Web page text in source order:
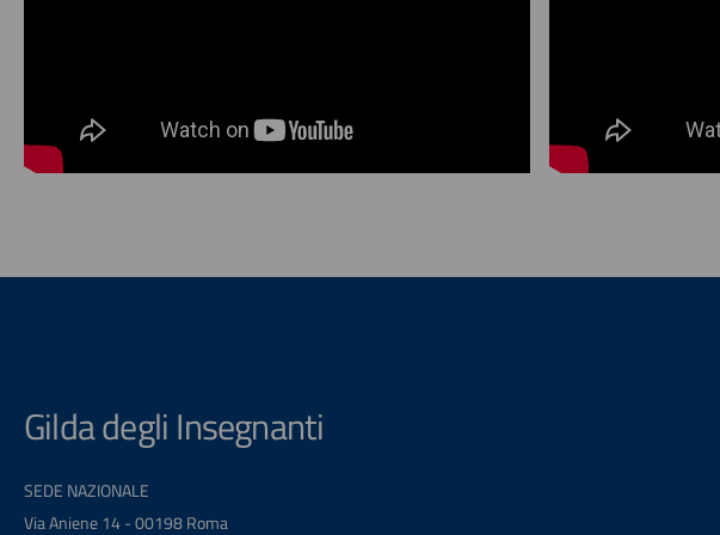
Gilda degli Insegnanti
SEDE NAZIONALE
Via Aniene 14 - 00198 Roma